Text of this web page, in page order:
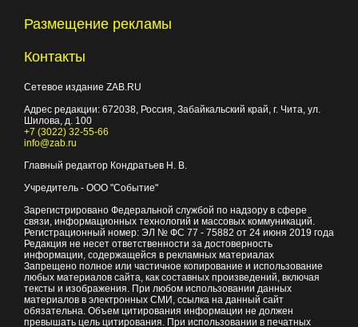
Размещение рекламы
Контакты
Сетевое издание ZAB.RU
Адрес редакции: 672038, Россия, Забайкальский край, г. Чита, ул.
Шилова, д. 100
+7 (3022) 32-55-66
info@zab.ru
Главный редактор Кондратьев Н. В.
Учредитель - ООО "Событие"
Зарегистрировано Федеральной службой по надзору в сфере
связи, информационных технологий и массовых коммуникаций.
Регистрационный номер: ЭЛ № ФС 77 - 75882 от 24 июня 2019 года
Редакция не несет ответственности за достоверность
информации, содержащейся в рекламных материалах
Запрещено полное или частичное копирование и использование
любых материалов сайта, как составных произведений, включая
тексты и изображения. При любом использовании данных
материалов в электронных СМИ, ссылка на данный сайт
обязательна. Объем цитирования информации не должен
превышать цель цитирования. При использовании в печатных